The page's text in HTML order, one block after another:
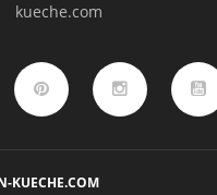
kueche.com
KUECHE.COM